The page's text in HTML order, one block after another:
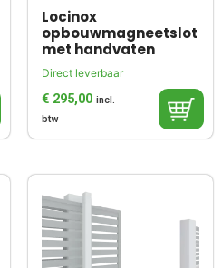
Locinox
opbouwmagneetslot
met handvaten
Direct leverbaar
€ 295,00 incl.
btw